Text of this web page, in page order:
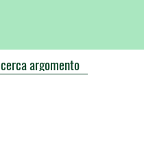
cerca argomento